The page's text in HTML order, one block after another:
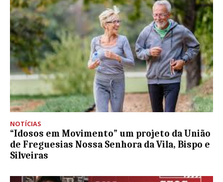
NOTÍCIAS
“Idosos em Movimento” um projeto da União
de Freguesias Nossa Senhora da Vila, Bispo e
Silveiras